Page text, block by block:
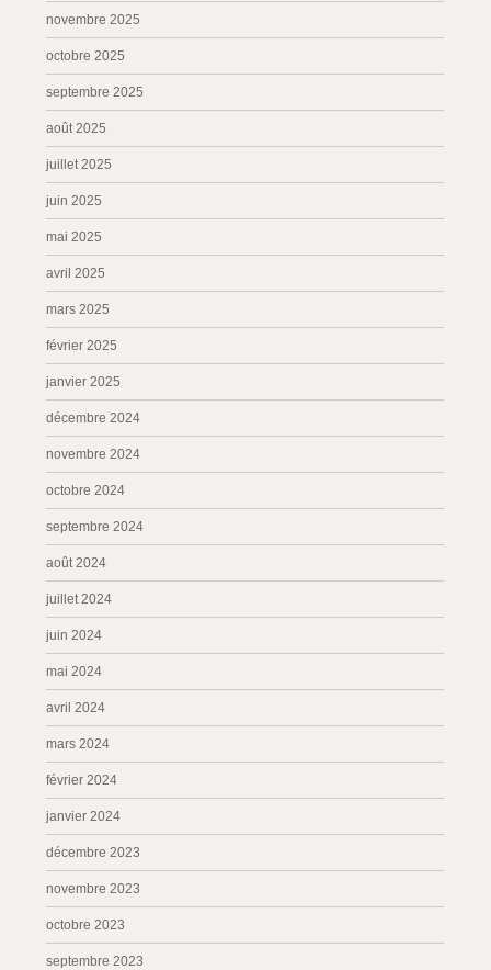
novembre 2025
octobre 2025
septembre 2025
août 2025
juillet 2025
juin 2025
mai 2025
avril 2025
mars 2025
février 2025
janvier 2025
décembre 2024
novembre 2024
octobre 2024
septembre 2024
août 2024
juillet 2024
juin 2024
mai 2024
avril 2024
mars 2024
février 2024
janvier 2024
décembre 2023
novembre 2023
octobre 2023
septembre 2023